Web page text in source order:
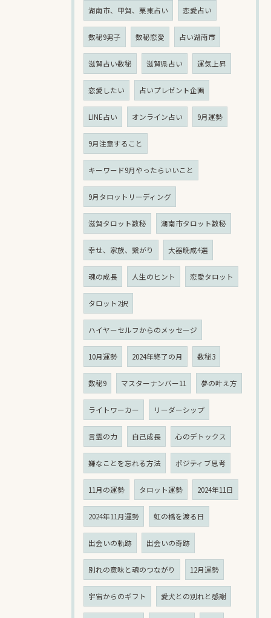
湖南市、甲賀、栗東占い 恋愛占い
数秘9男子 数秘恋愛 占い湖南市
滋賀占い数秘 滋賀県占い 運気上昇
恋愛したい 占いプレゼント企画
LINE占い オンライン占い 9月運勢
9月注意すること
キーワード9月やったらいいこと
9月タロットリーディング
滋賀タロット数秘 湖南市タロット数秘
幸せ、家族、繋がり 大器晩成4選
魂の成長 人生のヒント 恋愛タロット
タロット2択
ハイヤーセルフからのメッセージ
10月運勢 2024年終了の月 数秘3
数秘9 マスターナンバー11 夢の叶え方
ライトワーカー リーダーシップ
言霊の力 自己成長 心のデトックス
嫌なことを忘れる方法 ポジティブ思考
11月の運勢 タロット運勢 2024年11日
2024年11月運勢 虹の橋を渡る日
出会いの軌跡 出会いの奇跡
別れの意味と魂のつながり 12月運勢
宇宙からのギフト 愛犬との別れと感謝